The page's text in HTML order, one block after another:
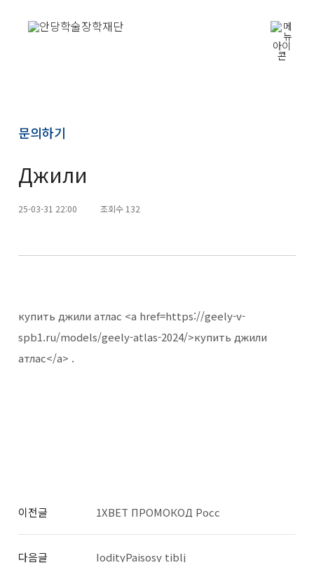
문의하기
Джили
25-03-31 22:00 조회수 132
купить джили атлас <a href=https://geely-v-
spb1.ru/models/geely-atlas-2024/>купить джили
атлас</a> .
이전글 1XBET ПРОМОКОД Росс
다음글 IodityPaisosy tiblj